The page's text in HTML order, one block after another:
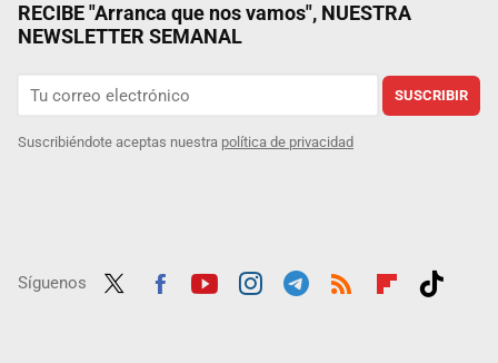
RECIBE "Arranca que nos vamos", NUESTRA
NEWSLETTER SEMANAL
SUSCRIBIR
Suscribiéndote aceptas nuestra política de privacidad
Síguenos